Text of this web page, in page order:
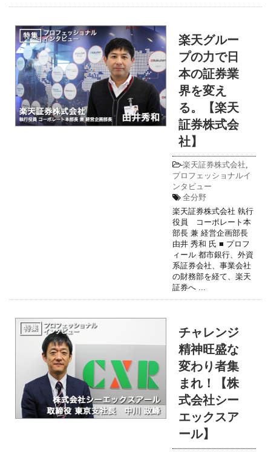
楽天グルー
プの力で日
本の証券業
界を変え
る。【楽天
証券株式会
社】
-楽天証券株式会社,
プロフェッショナルイ
ンタビュー
全分野
楽天証券株式会社 執行
役員 コーポレート本
部長 兼 経営企画部長
由井 秀和 氏 ■ プロフ
ィール 都市銀行、外資
系証券会社、事業会社
の財務部を経て、楽天
証券へ ...
チャレンジ
精神旺盛な
変わり者集
まれ！【株
式会社シー
エックスア
ール】